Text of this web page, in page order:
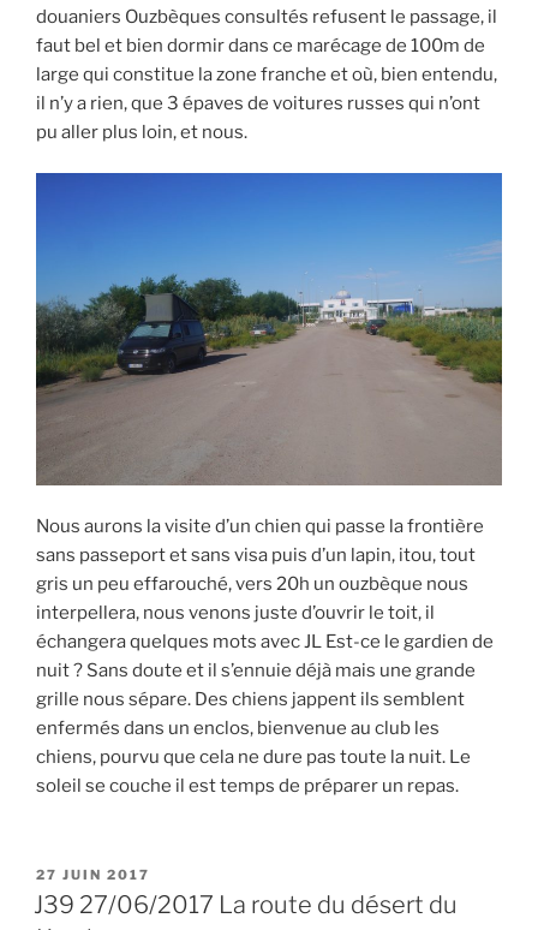
douaniers Ouzbèques consultés refusent le passage, il
faut bel et bien dormir dans ce marécage de 100m de
large qui constitue la zone franche et où, bien entendu,
il n’y a rien, que 3 épaves de voitures russes qui n’ont
pu aller plus loin, et nous.
Nous aurons la visite d’un chien qui passe la frontière
sans passeport et sans visa puis d’un lapin, itou, tout
gris un peu effarouché, vers 20h un ouzbèque nous
interpellera, nous venons juste d’ouvrir le toit, il
échangera quelques mots avec JL Est-ce le gardien de
nuit ? Sans doute et il s’ennuie déjà mais une grande
grille nous sépare. Des chiens jappent ils semblent
enfermés dans un enclos, bienvenue au club les
chiens, pourvu que cela ne dure pas toute la nuit. Le
soleil se couche il est temps de préparer un repas.
PUBLIÉ
LE
27 JUIN 2017
J39 27/06/2017 La route du désert du